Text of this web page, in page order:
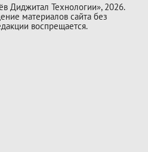
Диджитал Технологии», 2026.
материалов сайта без
воспрещается.